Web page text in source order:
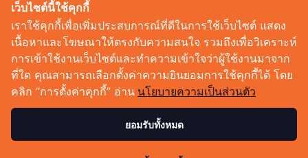
Corp Innov
Saucy Thoughts
Sustainable
Videos
Podcast
เว็บไซต์นี้ใช้คุกกี้
เราใช้คุกกี้เพื่อเพิ่มประสบการณ์ที่ดีในการใช้เว็บไซต์ แสดง
เนื้อหาและโฆษณาให้ตรงกับความสนใจ รวมถึงเพื่อวิเคราะห์
การเข้าใช้งานเว็บไซต์และทำความเข้าใจว่าผู้ใช้งานมาจาก
ที่ใด คุณสามารถเลือกตั้งค่าความยินยอมการใช้คุกกี้ได้ โดย
คลิก “การตั้งค่าคุกกี้” อ่าน นโยบายความเป็นส่วนตัว
ยอมรับทั้งหมด